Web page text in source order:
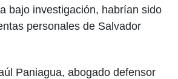
bajo investigación, habrían sido
personales de Salvador
Paniagua, abogado defensor